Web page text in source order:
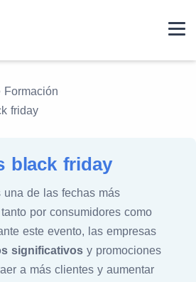
Formación
friday
black friday
una de las fechas más
por consumidores como
este evento, las empresas
significativos y promociones
a más clientes y aumentar